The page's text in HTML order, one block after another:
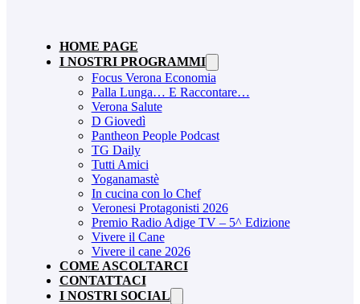
HOME PAGE
I NOSTRI PROGRAMMI
Focus Verona Economia
Palla Lunga… E Raccontare…
Verona Salute
D Giovedì
Pantheon People Podcast
TG Daily
Tutti Amici
Yoganamastè
In cucina con lo Chef
Veronesi Protagonisti 2026
Premio Radio Adige TV – 5^ Edizione
Vivere il Cane
Vivere il cane 2026
COME ASCOLTARCI
CONTATTACI
I NOSTRI SOCIAL